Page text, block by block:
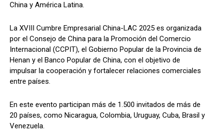
China y América Latina.
La XVIII Cumbre Empresarial China-LAC 2025 es organizada
por el Consejo de China para la Promoción del Comercio
Internacional (CCPIT), el Gobierno Popular de la Provincia de
Henan y el Banco Popular de China, con el objetivo de
impulsar la cooperación y fortalecer relaciones comerciales
entre países.
En este evento participan más de 1.500 invitados de más de
20 países, como Nicaragua, Colombia, Uruguay, Cuba, Brasil y
Venezuela.